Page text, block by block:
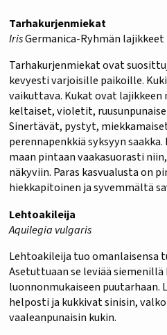
Tarhakurjenmiekat
IrisGermanica-Ryhmän lajikkeet
Tarhakurjenmiekat ovat
kevyesti varjoisille paikoille.
vaikuttava. Kukat ovat lajikkeen
keltaiset, violetit,
Sinertävät, pystyt,
perennapenkkiä syksyyn
maan pintaan vaakasuorasti
näkyviin. Paras kasvualusta on
hiekkapitoinen ja syvemmältä
Lehtoakileija
Aquilegia vulgaris
Lehtoakileija tuo omanlaisensa
Asetuttuaan se leviää
luonnonmukaiseen
helposti ja kukkivat sinisin,
vaaleanpunaisin kukin.